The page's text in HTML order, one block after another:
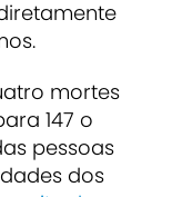
mortes
147 o
pessoas
dos